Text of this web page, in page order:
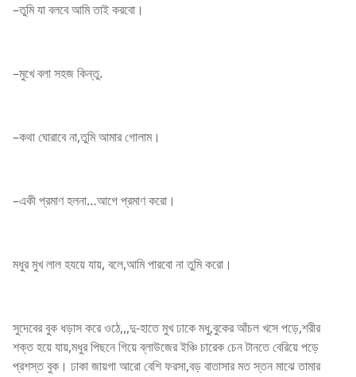
–তুমি যা বলবে আমি তাই করবো।
–মুখে বলা সহজ কিন্তু.
–কথা ঘোরাবে না,তুমি আমার গোলাম।
–একী প্রমাণ হলনা…আগে প্রমাণ করো।
মধুর মুখ লাল হযয়ে যায়, বলে,আমি পারবো না তুমি করো।
সুদেবের বুক ধড়াস করে ওঠে,,,দু-হাতে মুখ ঢাকে মধু,বুকের আঁচল খসে পড়ে,শরীর
শক্ত হয়ে যায়,মধুর পিছনে গিয়ে ব্লাউজের ইঞ্চি চারেক চেন টানতে বেরিয়ে পড়ে
প্রশস্ত বুক। ঢাকা জায়গা আরো বেশি ফরসা,বড় বাতাসার মত স্তন মাঝে তামার